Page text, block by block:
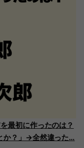
最初に作ったのは？
か？」→全然違った…